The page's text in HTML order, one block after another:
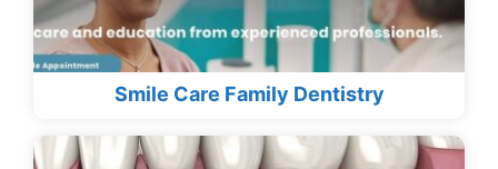
Smile Care Family Dentistry